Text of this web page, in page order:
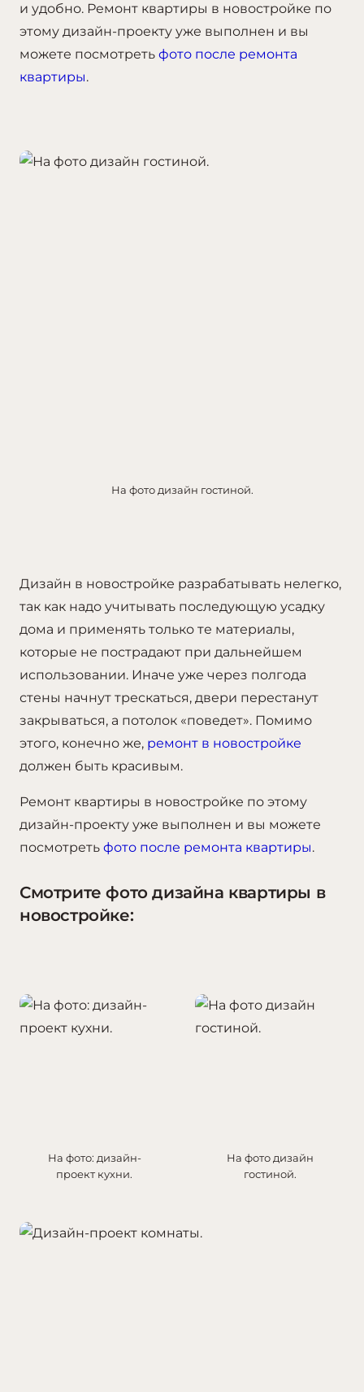
и удобно. Ремонт квартиры в новостройке по
этому дизайн-проекту уже выполнен и вы
можете посмотреть фото после ремонта
квартиры.
На фото дизайн гостиной.
Дизайн в новостройке разрабатывать нелегко,
так как надо учитывать последующую усадку
дома и применять только те материалы,
которые не пострадают при дальнейшем
использовании. Иначе уже через полгода
стены начнут трескаться, двери перестанут
закрываться, а потолок «поведет». Помимо
этого, конечно же, ремонт в новостройке
должен быть красивым.
Ремонт квартиры в новостройке по этому
дизайн-проекту уже выполнен и вы можете
посмотреть фото после ремонта квартиры.
Смотрите фото дизайна квартиры в
новостройке:
На фото: дизайн-
проект кухни.
На фото дизайн
гостиной.